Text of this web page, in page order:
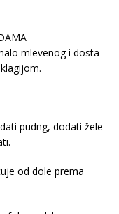
mlevenog i dosta
pudng, dodati žele
od dole prema